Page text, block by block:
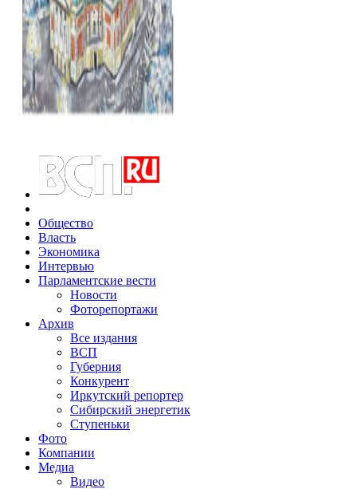
Общество
Власть
Экономика
Интервью
Парламентские вести
Новости
Фоторепортажи
Архив
Все издания
ВСП
Губерния
Конкурент
Иркутский репортер
Сибирский энергетик
Ступеньки
Фото
Компании
Медиа
Видео